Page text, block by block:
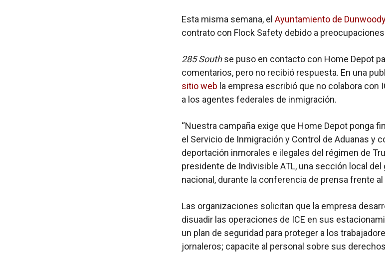
Esta misma semana, el Ayuntamiento de
contrato con Flock Safety debido a
285 Southse puso en contacto con Home Depot
comentarios, pero no recibió respuesta. En una
sitio web la empresa escribió que no colabora con
a los agentes federales de inmigración.
“Nuestra campaña exige que Home Depot ponga
el Servicio de Inmigración y Control de Aduanas y
deportación inmorales e ilegales del régimen de
presidente de Indivisible ATL, una sección local
nacional, durante la conferencia de prensa frente al
Las organizaciones solicitan que la empresa
disuadir las operaciones de ICE en sus
un plan de seguridad para proteger a los
jornaleros; capacite al personal sobre sus